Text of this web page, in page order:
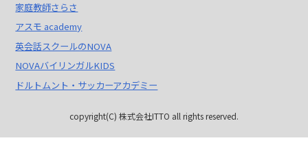
家庭教師さらさ
アスモ academy
英会話スクールのNOVA
NOVAバイリンガルKIDS
ドルトムント・サッカーアカデミー
copyright(C) 株式会社ITTO all rights reserved.